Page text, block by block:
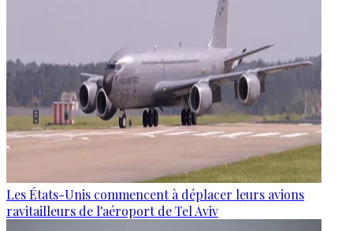
Les États-Unis commencent à déplacer leurs avions
ravitailleurs de l'aéroport de Tel Aviv